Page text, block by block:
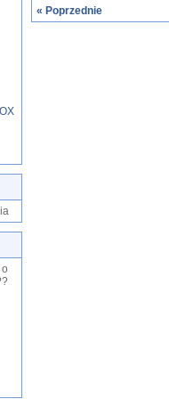
« Poprzednie